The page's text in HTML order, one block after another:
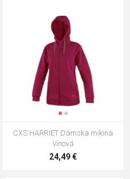
CXS HARRIET Dámska mikina
vínová
24,49 €